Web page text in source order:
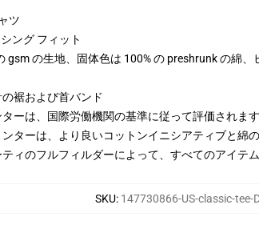
ツ
ング フィット
gsm の生地、固体色は 100% の preshrunk の綿
裾および首バンド
ーは、国際労働機関の基準に従って評価されます
ターは、より良いコットンイニシアティブと綿
ィのフルフィルダーによって、すべてのアイ
SKU: 147730866-US-classic-tee-